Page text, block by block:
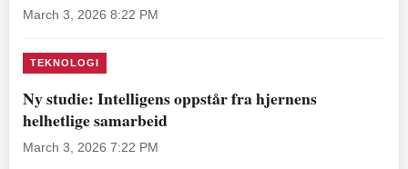
March 3, 2026 8:22 PM
TEKNOLOGI
Ny studie: Intelligens oppstår fra hjernens
helhetlige samarbeid
March 3, 2026 7:22 PM